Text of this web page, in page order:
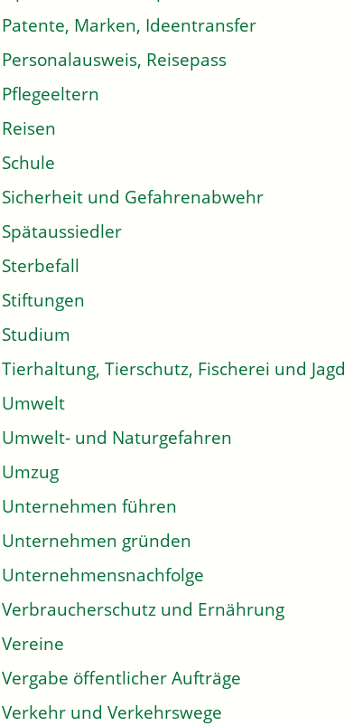
Patente, Marken, Ideentransfer
Personalausweis, Reisepass
Pflegeeltern
Reisen
Schule
Sicherheit und Gefahrenabwehr
Spätaussiedler
Sterbefall
Stiftungen
Studium
Tierhaltung, Tierschutz, Fischerei und Jagd
Umwelt
Umwelt- und Naturgefahren
Umzug
Unternehmen führen
Unternehmen gründen
Unternehmensnachfolge
Verbraucherschutz und Ernährung
Vereine
Vergabe öffentlicher Aufträge
Verkehr und Verkehrswege